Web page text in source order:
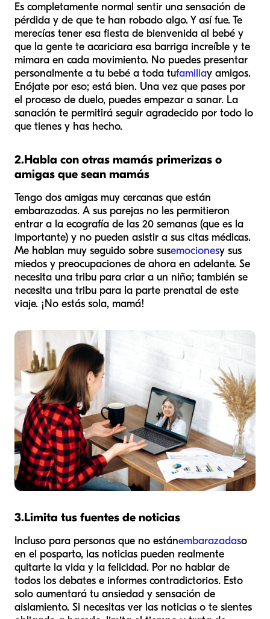
Es completamente normal sentir una sensación de
pérdida y de que te han robado algo. Y así fue. Te
merecías tener esa fiesta de bienvenida al bebé y
que la gente te acariciara esa barriga increíble y te
mimara en cada movimiento. No puedes presentar
personalmente a tu bebé a toda tufamiliay amigos.
Enójate por eso; está bien. Una vez que pases por
el proceso de duelo, puedes empezar a sanar. La
sanación te permitirá seguir agradecido por todo lo
que tienes y has hecho.
2.Habla con otras mamás primerizas o
amigas que sean mamás
Tengo dos amigas muy cercanas que están
embarazadas. A sus parejas no les permitieron
entrar a la ecografía de las 20 semanas (que es la
importante) y no pueden asistir a sus citas médicas.
Me hablan muy seguido sobre susemocionesy sus
miedos y preocupaciones de ahora en adelante. Se
necesita una tribu para criar a un niño; también se
necesita una tribu para la parte prenatal de este
viaje. ¡No estás sola, mamá!
3.Limita tus fuentes de noticias
Incluso para personas que no estánembarazadaso
en el posparto, las noticias pueden realmente
quitarte la vida y la felicidad. Por no hablar de
todos los debates e informes contradictorios. Esto
solo aumentará tu ansiedad y sensación de
aislamiento. Si necesitas ver las noticias o te sientes